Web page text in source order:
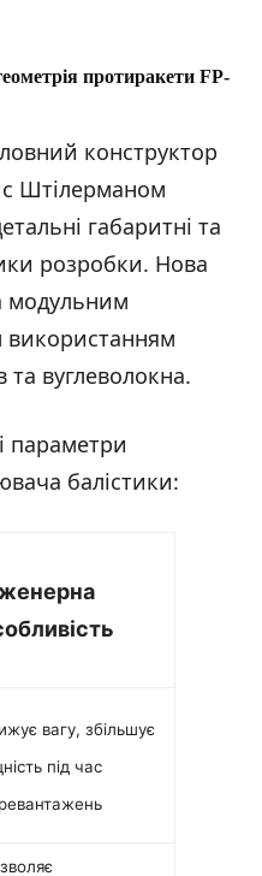
протиракети FP-
конструктор
Штілерманом
габаритні та
розробки. Нова
модульним
та вуглеволокна.
параметри
балістики:
вагу, збільшує
під час